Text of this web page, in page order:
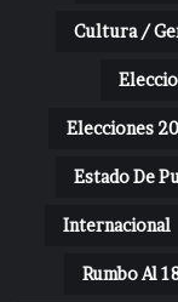
Cultura /
Elecciones
Estado De
Internacional
Rumbo Al